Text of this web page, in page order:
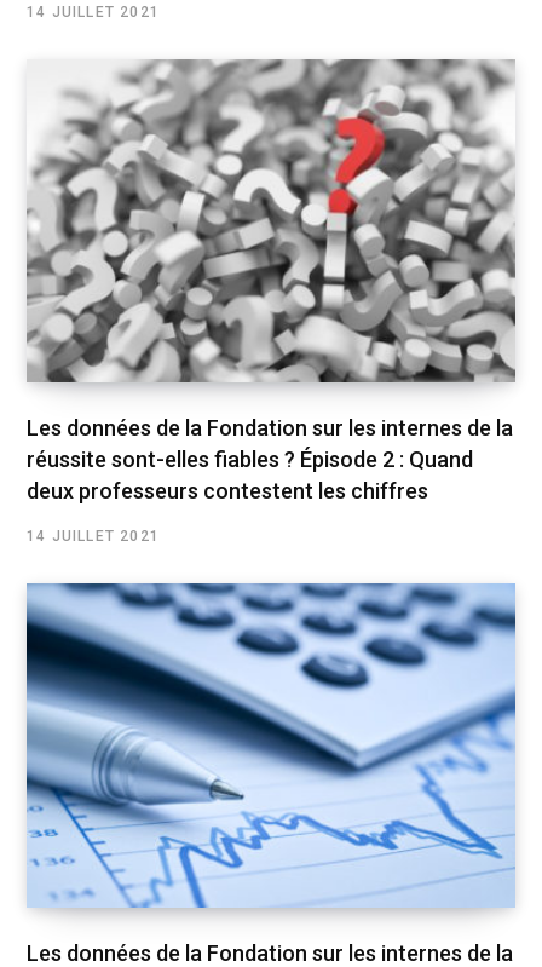
14 JUILLET 2021
Les données de la Fondation sur les internes de la
réussite sont-elles fiables ? Épisode 2 : Quand
deux professeurs contestent les chiffres
14 JUILLET 2021
Les données de la Fondation sur les internes de la